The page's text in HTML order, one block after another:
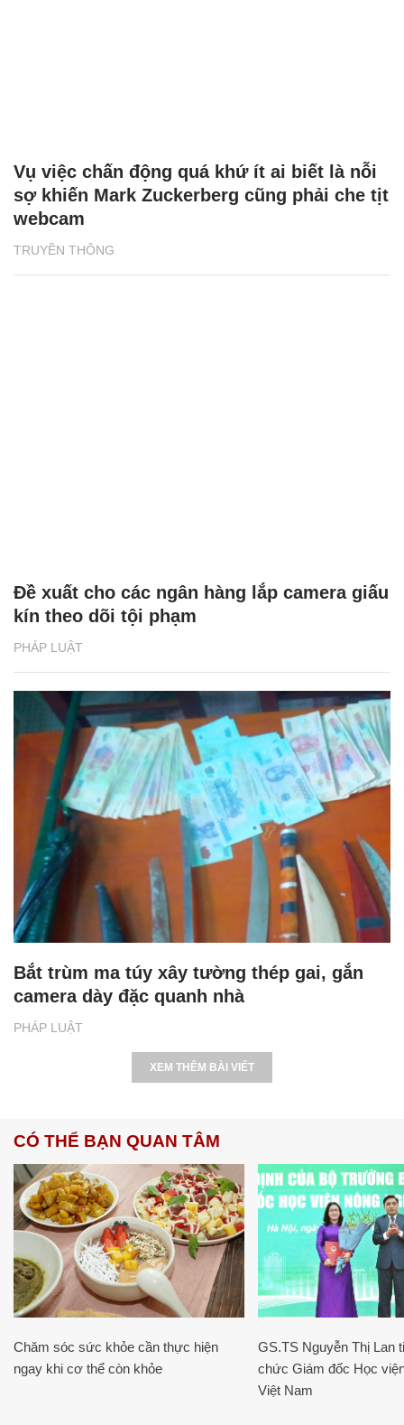
TRUYỀN THÔNG
Vụ việc chấn động quá khứ ít ai biết là nỗi
sợ khiến Mark Zuckerberg cũng phải che tịt
webcam
PHÁP LUẬT
Đề xuất cho các ngân hàng lắp camera giấu
kín theo dõi tội phạm
PHÁP LUẬT
Bắt trùm ma túy xây tường thép gai, gắn
camera dày đặc quanh nhà
XEM THÊM BÀI VIẾT
CÓ THỂ BẠN QUAN TÂM
Chăm sóc sức khỏe cần thực hiện
ngay khi cơ thể còn khỏe
GS.TS Nguyễn Thị Lan
chức Giám đốc Học
Việt Nam